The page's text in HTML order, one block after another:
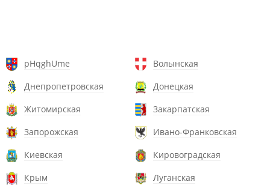
pHqghUme
Волынская
Днепропетровская
Донецкая
Житомирская
Закарпатская
Запорожская
Ивано-Франковская
Киевская
Кировоградская
Крым
Луганская